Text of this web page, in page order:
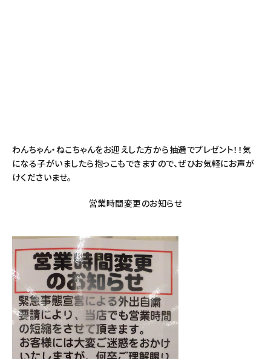
わんちゃん・ねこちゃんをお迎えした方から抽選でプレゼント！！気
になる子がいましたら抱っこもできますので、ぜひお気軽にお声が
けくださいませ。
営業時間変更のお知らせ